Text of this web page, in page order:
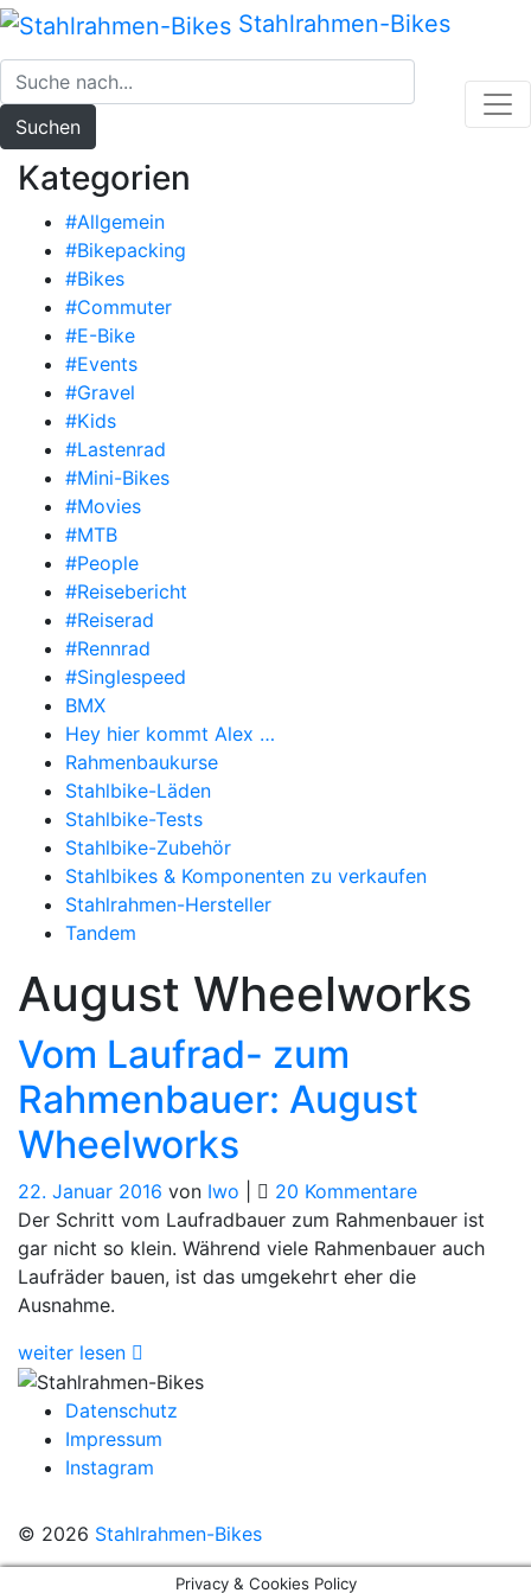
Zum
Inhalt
springen
Stahlrahmen-Bikes
Suchen
Kategorien
#Allgemein
#Bikepacking
#Bikes
#Commuter
#E-Bike
#Events
#Gravel
#Kids
#Lastenrad
#Mini-Bikes
#Movies
#MTB
#People
#Reisebericht
#Reiserad
#Rennrad
#Singlespeed
BMX
Hey hier kommt Alex …
Rahmenbaukurse
Stahlbike-Läden
Stahlbike-Tests
Stahlbike-Zubehör
Stahlbikes & Komponenten zu verkaufen
Stahlrahmen-Hersteller
Tandem
August Wheelworks
Vom Laufrad- zum
Rahmenbauer: August
Wheelworks
22. Januar 2016 von Iwo 20 Kommentarezu
Vom
Laufrad-
Der Schritt vom Laufradbauer zum Rahmenbauer ist
gar nicht so klein. Während viele Rahmenbauer auch
Laufräder bauen, ist das umgekehrt eher die
Ausnahme.
weiter lesen
Datenschutz
Impressum
Instagram
© 2026 Stahlrahmen-Bikes
Privacy & Cookies Policy